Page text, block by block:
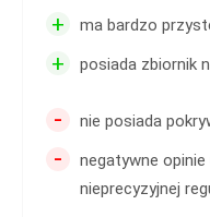
+ ma bardzo
+ posiada zbiornik
- nie posiada
-
negatywne
nieprecyzyjnej